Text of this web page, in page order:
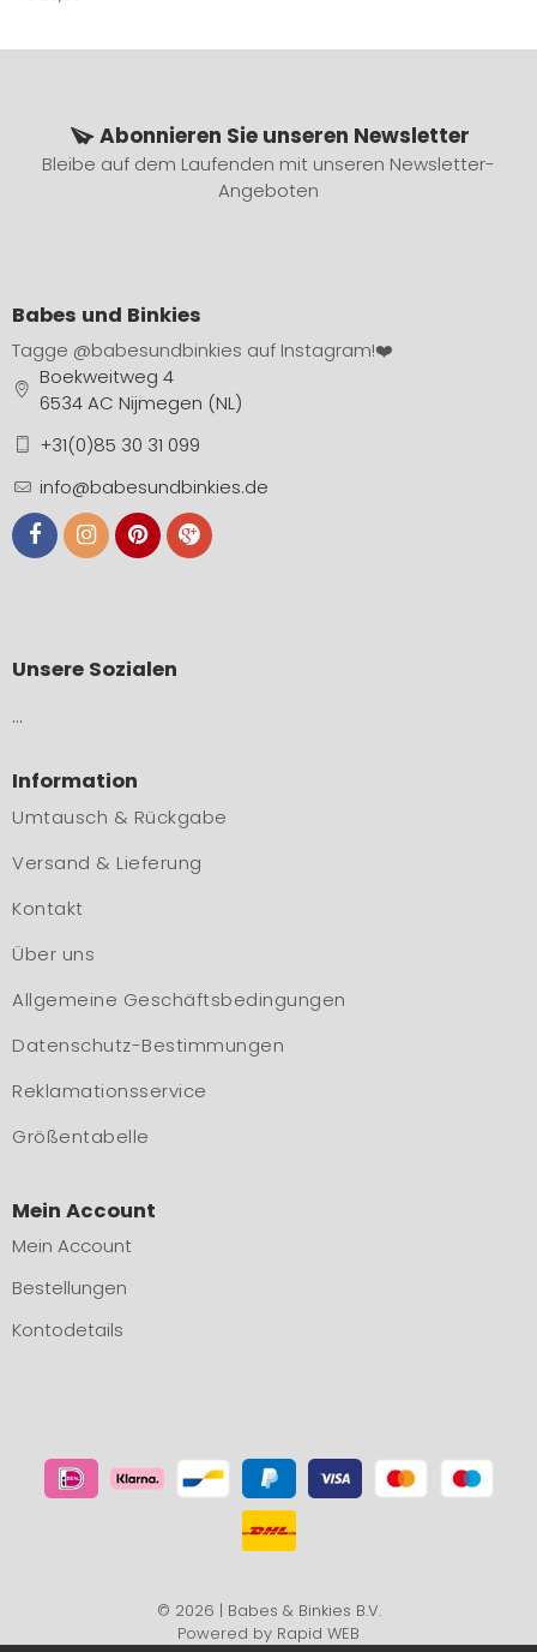
Abonnieren Sie unseren Newsletter
Bleibe auf dem Laufenden mit unseren Newsletter-
Angeboten
Babes und Binkies
Tagge @babesundbinkies auf Instagram!❤️
Boekweitweg 4
6534 AC Nijmegen (NL)
+31(0)85 30 31 099
info@babesundbinkies.de
Unsere Sozialen
…
Information
Umtausch & Rückgabe
Versand & Lieferung
Kontakt
Über uns
Allgemeine Geschäftsbedingungen
Datenschutz-Bestimmungen
Reklamationsservice
Größentabelle
Mein Account
Mein Account
Bestellungen
Kontodetails
© 2026 | Babes & Binkies B.V.
Powered by Rapid WEB